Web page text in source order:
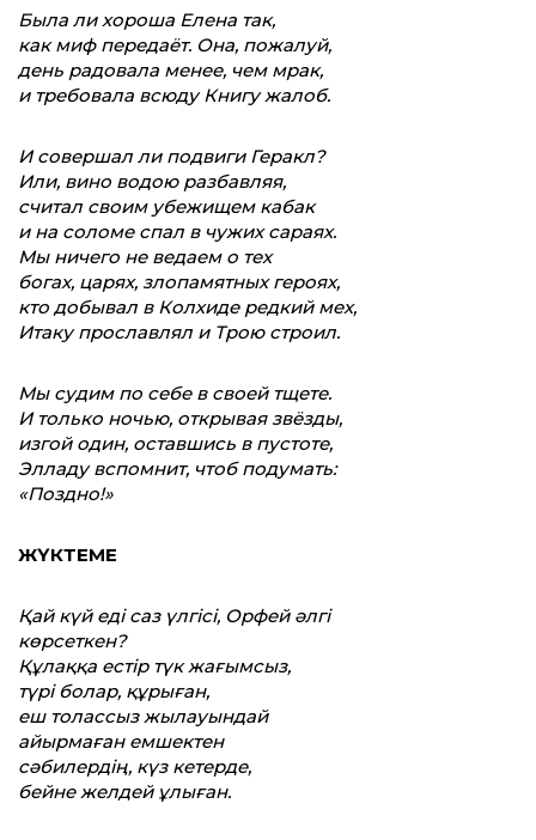
Была ли хороша Елена так,
как миф передаёт. Она, пожалуй,
день радовала менее, чем мрак,
и требовала всюду Книгу жалоб.
И совершал ли подвиги Геракл?
Или, вино водою разбавляя,
считал своим убежищем кабак
и на соломе спал в чужих сараях.
Мы ничего не ведаем о тех
богах, царях, злопамятных героях,
кто добывал в Колхиде редкий мех,
Итаку прославлял и Трою строил.
Мы судим по себе в своей тщете.
И только ночью, открывая звёзды,
изгой один, оставшись в пустоте,
Элладу вспомнит, чтоб подумать:
«Поздно!»
ЖҮКТЕМЕ
Қай күй еді саз үлгісі, Орфей әлгі
көрсеткен?
Құлаққа естір түк жағымсыз,
түрі болар, құрыған,
еш толассыз жылауындай
айырмаған емшектен
сәбилердің, күз кетерде,
бейне желдей ұлыған.